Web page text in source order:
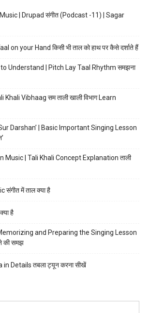
| Drupad संगीत (Podcast -11) | Sagar
on your Hand किसी भी ताल को हाथ पर कैसे दर्शाते हैं
Understand | Pitch Lay Taal Rhythm समझना
Vibhaag सम ताली खाली विभाग Learn
Darshan’ | Basic Important Singing Lesson
Music | Tali Khali Concept Explanation ताली
संगीत में ताल क्या है
है
and Preparing the Singing Lesson
की समझ
Details तबला ट्यून करना सीखें